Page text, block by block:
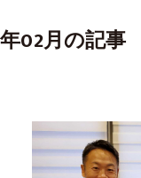
02月の記事